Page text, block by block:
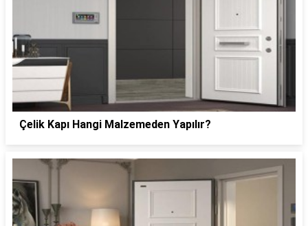
Çelik Kapı Hangi Malzemeden Yapılır?